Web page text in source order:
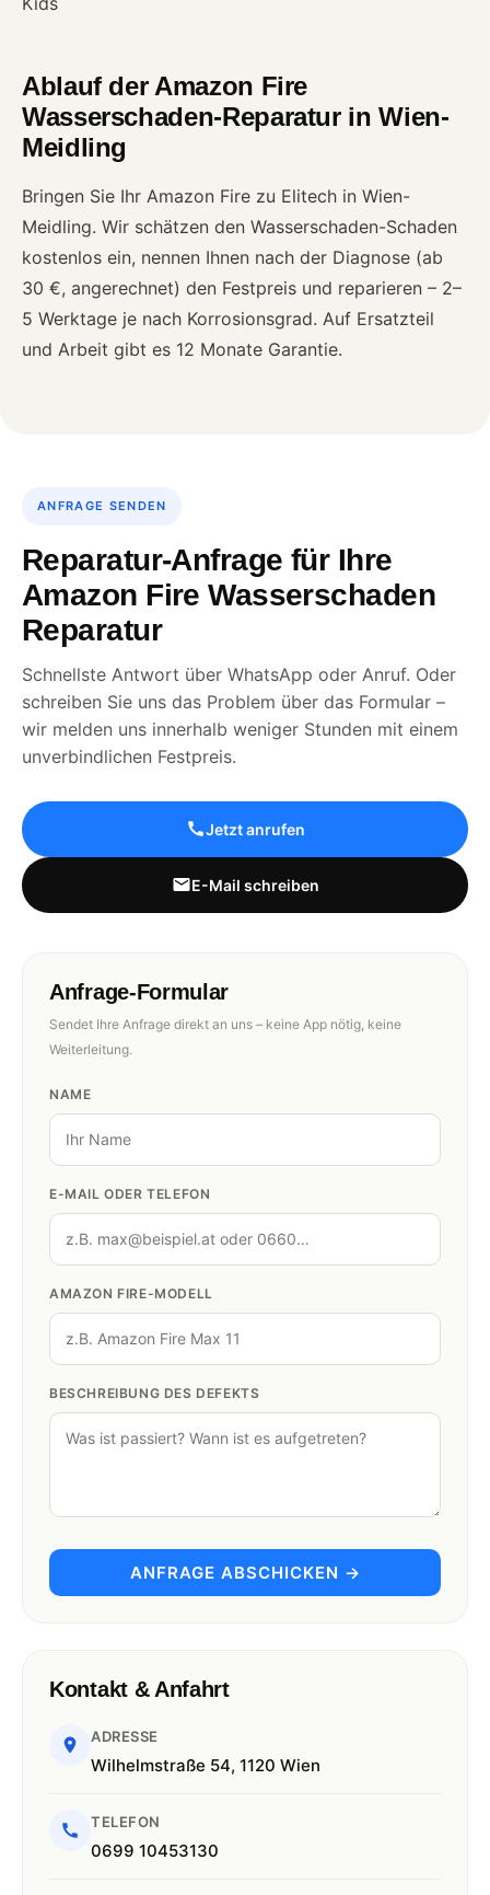
Ablauf der Amazon Fire
Wasserschaden-Reparatur in Wien-
Meidling
Bringen Sie Ihr Amazon Fire zu Elitech in Wien-
Meidling. Wir schätzen den Wasserschaden-Schaden
kostenlos ein, nennen Ihnen nach der Diagnose (ab
30 €, angerechnet) den Festpreis und reparieren – 2–
5 Werktage je nach Korrosionsgrad. Auf Ersatzteil
und Arbeit gibt es 12 Monate Garantie.
ANFRAGE SENDEN
Reparatur-Anfrage für Ihre
Amazon Fire Wasserschaden
Reparatur
Schnellste Antwort über WhatsApp oder Anruf. Oder
schreiben Sie uns das Problem über das Formular –
wir melden uns innerhalb weniger Stunden mit einem
unverbindlichen Festpreis.
Jetzt anrufen
E-Mail schreiben
Anfrage-Formular
Sendet Ihre Anfrage direkt an uns – keine App nötig, keine
Weiterleitung.
NAME
E-MAIL ODER TELEFON
AMAZON FIRE-MODELL
BESCHREIBUNG DES DEFEKTS
ANFRAGE ABSCHICKEN →
Kontakt & Anfahrt
ADRESSE
Wilhelmstraße 54, 1120 Wien
TELEFON
0699 10453130